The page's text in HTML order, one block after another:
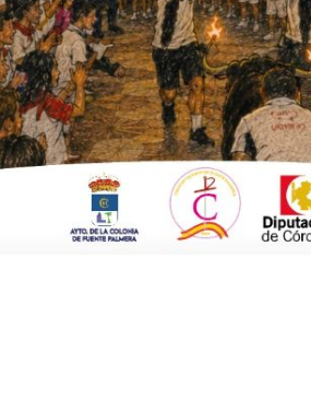
horas de la tarde culminando en
iba llenando la plaza de los más
extraterrestres carretereñas,
Baiana, los Na’vi de Avatar, jóvenes